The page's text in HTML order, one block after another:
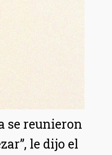
se reunieron
le dijo el